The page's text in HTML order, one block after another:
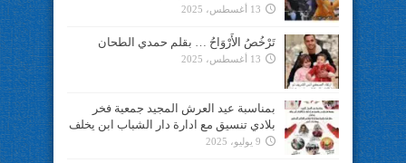
13 أغسطس، 2025
تَرْخُصُ الأَرْوَاحُ … بقلم حمدي الطحان
13 أغسطس، 2025
بمناسبة عيد العرش المجيد جمعية فخر
بلادي تنسيق مع ادارة دار الشباب ابن يخلف
9 يوليو، 2025